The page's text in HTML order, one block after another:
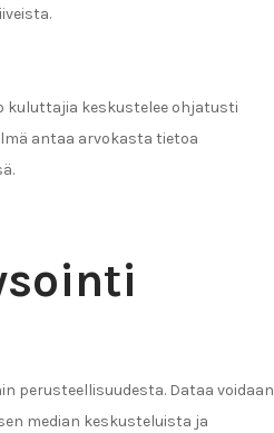
kuluttajia keskustelee ohjatusti
antaa arvokasta tietoa
perusteellisuudesta. Dataa voidaan
median keskusteluista ja